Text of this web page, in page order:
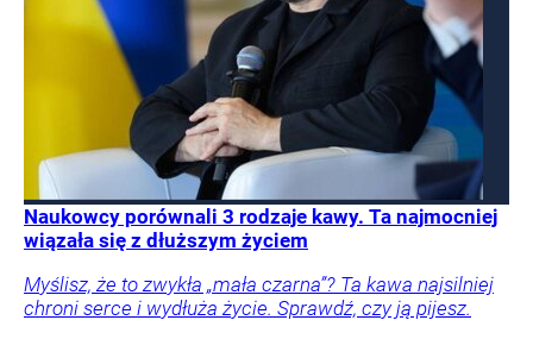
Naukowcy porównali 3 rodzaje kawy. Ta najmocniej
wiązała się z dłuższym życiem
Myślisz, że to zwykła „mała czarna”? Ta kawa najsilniej
chroni serce i wydłuża życie. Sprawdź, czy ją pijesz.